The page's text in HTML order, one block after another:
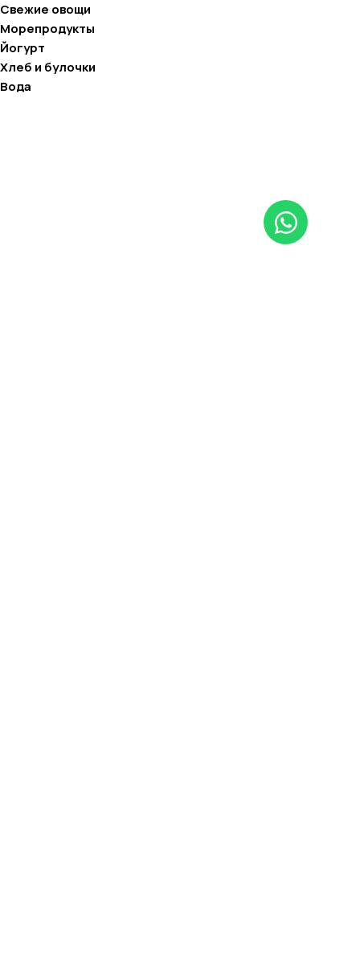
Свежие овощи
Морепродукты
Йогурт
Хлеб и булочки
Вода